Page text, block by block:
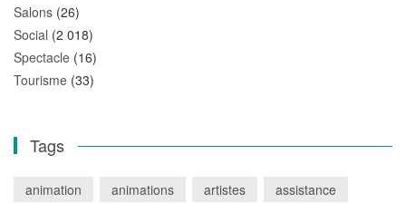
Salons (26)
Social (2 018)
Spectacle (16)
Tourisme (33)
Tags
animation animations artistes
assistance